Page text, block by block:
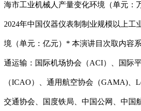
海市工业机械人产量变化环境（单元：
2024年中国仪器仪表制制业规模以上工
境（单元：亿元）* 本演讲目次取内容
通运输：国际机场协会（ACI）、国际
（ICAO）、通用航空协会（GAMA)、
交通协会、国度铁局、中国公网、中国